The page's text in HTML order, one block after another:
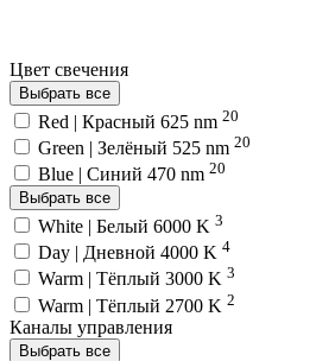
Цвет свечения
Выбрать все
Red | Красный 625 nm 20
Green | Зелёный 525 nm 20
Blue | Синий 470 nm 20
Выбрать все
White | Белый 6000 K 3
Day | Дневной 4000 K 4
Warm | Тёплый 3000 K 3
Warm | Тёплый 2700 K 2
Каналы управления
Выбрать все